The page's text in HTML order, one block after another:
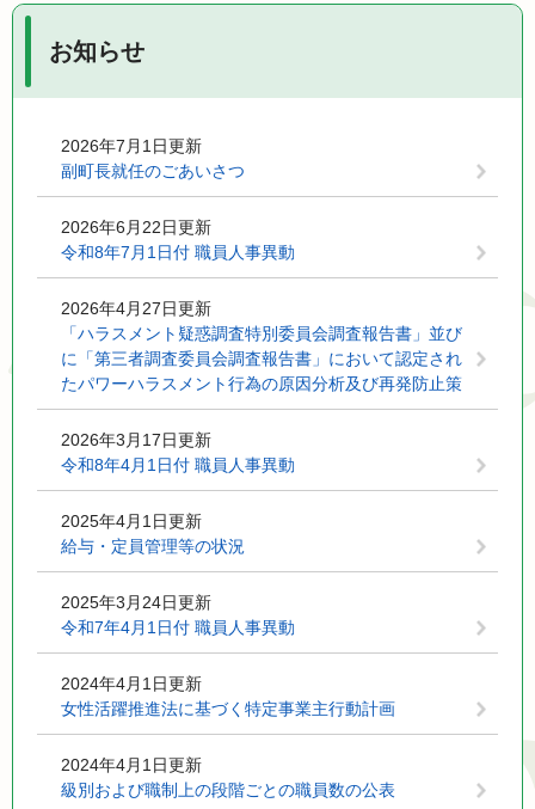
お知らせ
2026年7月1日更新
副町長就任のごあいさつ
2026年6月22日更新
令和8年7月1日付 職員人事異動
2026年4月27日更新
「ハラスメント疑惑調査特別委員会調査報告書」並び
に「第三者調査委員会調査報告書」において認定され
たパワーハラスメント行為の原因分析及び再発防止策
2026年3月17日更新
令和8年4月1日付 職員人事異動
2025年4月1日更新
給与・定員管理等の状況
2025年3月24日更新
令和7年4月1日付 職員人事異動
2024年4月1日更新
女性活躍推進法に基づく特定事業主行動計画
2024年4月1日更新
級別および職制上の段階ごとの職員数の公表